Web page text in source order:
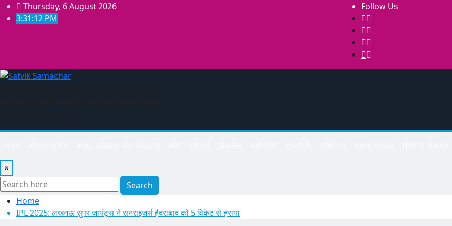
Skip
to
Thursday, 6 August 2026
3:31:13 PM
Follow Us
×
Search
Home
IPL 2025: लखनऊ सुपर जायंट्स ने सनराइजर्स हैदराबाद को 5 विकेट से हराया